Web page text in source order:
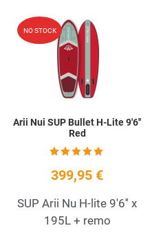
NO STOCK
Arii Nui SUP Bullet H-Lite 9'6''
Red
399,95 €
SUP Arii Nu H-lite 9'6'' x
195L + remo